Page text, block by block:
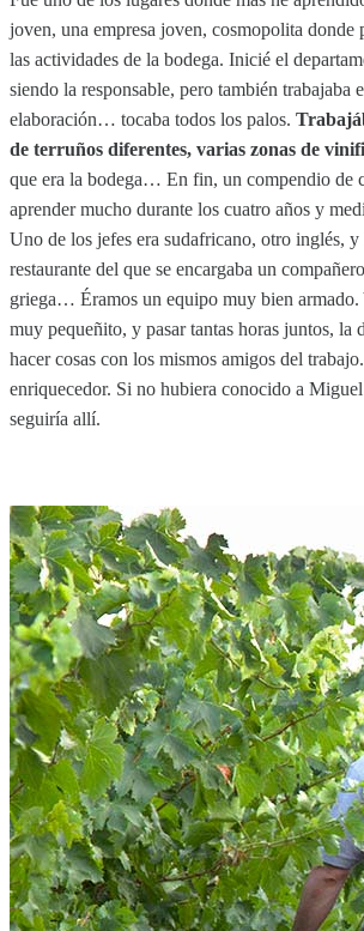
joven, una empresa joven, cosmopolita donde
las actividades de la bodega. Inicié el
siendo la responsable, pero también trabajaba
elaboración… tocaba todos los palos.
de terruños diferentes, varias zonas de
que era la bodega… En fin, un compendio de
aprender mucho durante los cuatro años y
Uno de los jefes era sudafricano, otro inglés,
restaurante del que se encargaba un
griega… Éramos un equipo muy bien
muy pequeñito, y pasar tantas horas juntos, la
hacer cosas con los mismos amigos del
enriquecedor. Si no hubiera conocido a
seguiría allí.